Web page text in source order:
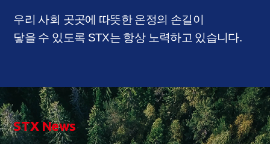
우리 사회 곳곳에 따뜻한 온정의 손길이
닿을 수 있도록 STX는 항상 노력하고 있습니다.
STX News